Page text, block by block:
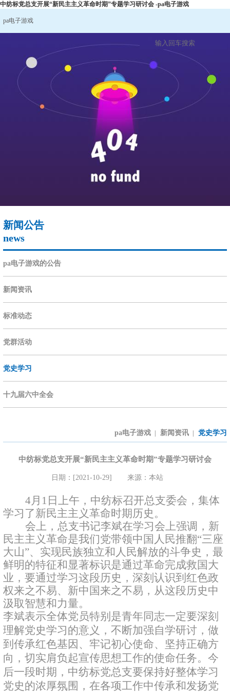
中纺标党总支开展“新民主主义革命时期”专题学习研讨会 -pa电子游戏
pa电子游戏
新闻公告
news
pa电子游戏的公告
新闻资讯
标准动态
党群活动
党史学习
十九届六中全会
pa电子游戏 新闻资讯 党史学习
中纺标党总支开展“新民主主义革命时期”专题学习研讨会
日期：[2021-10-29] 来源：本站
4月 1 日上午，中纺标召开总支委会，集体
学习了新民主主义革命时期历史。
会上，总支书记李斌在学习会上强调，新
民主主义革命是我们党带领中国人民推翻“三座
大山”、实现民族独立和人民解放的斗争史，最
鲜明的特征和显著标识是通过革命完成救国大
业，要通过学习这段历史，深刻认识到红色政
权来之不易、新中国来之不易，从这段历史中
汲取智慧和力量。
李斌表示全体党员特别是青年同志一定要深刻
理解党史学习的意义，不断加强自学研讨，做
到传承红色基因、牢记初心使命、坚持正确方
向，切实肩负起宣传思想工作的使命任务。今
后一段时期，中纺标党总支要保持好整体学习
党史的浓厚氛围，在各项工作中传承和发扬党